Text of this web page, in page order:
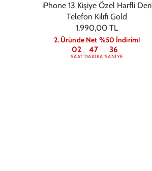
iPhone 13 Kişiye Özel Harfli Deri
Telefon Kılıfı Gold
1.990,00 TL
2. Üründe Net %50 İndirim!
02
SAAT: 47
DAKIKA: 36
SANIYE